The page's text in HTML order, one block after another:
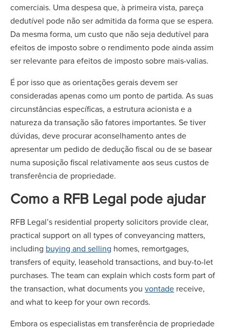
comerciais. Uma despesa que, à primeira vista, pareça
dedutível pode não ser admitida da forma que se espera.
Da mesma forma, um custo que não seja dedutível para
efeitos de imposto sobre o rendimento pode ainda assim
ser relevante para efeitos de imposto sobre mais-valias.
É por isso que as orientações gerais devem ser
consideradas apenas como um ponto de partida. As suas
circunstâncias específicas, a estrutura acionista e a
natureza da transação são fatores importantes. Se tiver
dúvidas, deve procurar aconselhamento antes de
apresentar um pedido de dedução fiscal ou de se basear
numa suposição fiscal relativamente aos seus custos de
transferência de propriedade.
Como a RFB Legal pode ajudar
RFB Legal’s residential property solicitors provide clear,
practical support on all types of conveyancing matters,
including buying and selling homes, remortgages,
transfers of equity, leasehold transactions, and buy-to-let
purchases. The team can explain which costs form part of
the transaction, what documents you vontade receive,
and what to keep for your own records.
Embora os especialistas em transferência de propriedade